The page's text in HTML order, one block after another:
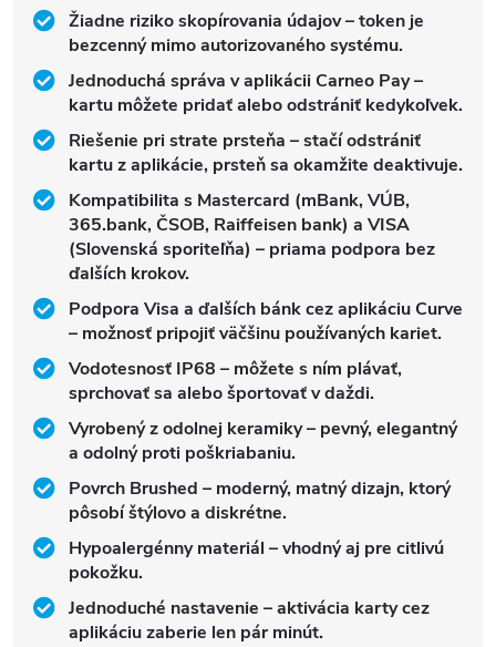
Žiadne riziko skopírovania údajov – token je
bezcenný mimo autorizovaného systému.
Jednoduchá správa v aplikácii Carneo Pay –
kartu môžete pridať alebo odstrániť kedykoľvek.
Riešenie pri strate prsteňa – stačí odstrániť
kartu z aplikácie, prsteň sa okamžite deaktivuje.
Kompatibilita s Mastercard (mBank, VÚB,
365.bank, ČSOB, Raiffeisen bank) a VISA
(Slovenská sporiteľňa) – priama podpora bez
ďalších krokov.
Podpora Visa a ďalších bánk cez aplikáciu Curve
– možnosť pripojiť väčšinu používaných kariet.
Vodotesnosť IP68 – môžete s ním plávať,
sprchovať sa alebo športovať v daždi.
Vyrobený z odolnej keramiky – pevný, elegantný
a odolný proti poškriabaniu.
Povrch Brushed – moderný, matný dizajn, ktorý
pôsobí štýlovo a diskrétne.
Hypoalergénny materiál – vhodný aj pre citlivú
pokožku.
Jednoduché nastavenie – aktivácia karty cez
aplikáciu zaberie len pár minút.